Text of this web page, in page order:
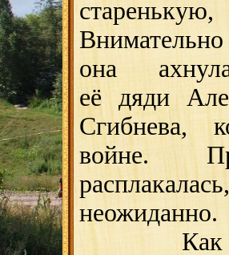
она
её дяди
Сгибнева,
войне.
неожиданно.
Как она